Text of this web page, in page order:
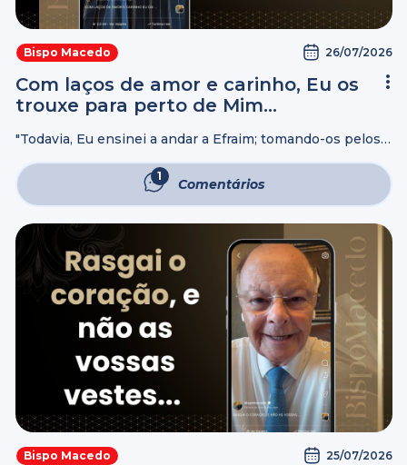
Bispo Macedo 26/07/2026
Com laços de amor e carinho, Eu os
trouxe para perto de Mim…
"Todavia, Eu ensinei a andar a Efraim; tomando-os pelos
Atraí-os com cordas humanas, com laços de amor, e fui
para eles ...
1
Comentário
Comentários
Bispo Macedo 25/07/2026